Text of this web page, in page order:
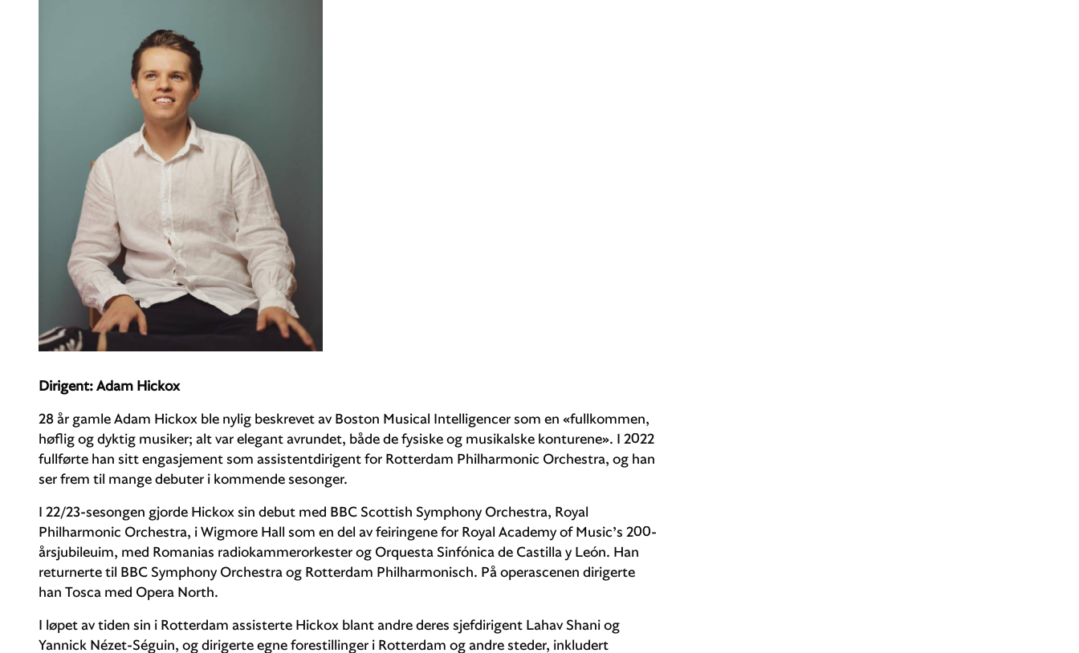
Dirigent: Adam Hickox
28 år gamle Adam Hickox ble nylig beskrevet av Boston Musical Intelligencer som en «fullkommen,
høflig og dyktig musiker; alt var elegant avrundet, både de fysiske og musikalske konturene». I 2022
fullførte han sitt engasjement som assistentdirigent for Rotterdam Philharmonic Orchestra, og han
ser frem til mange debuter i kommende sesonger.
I 22/23-sesongen gjorde Hickox sin debut med BBC Scottish Symphony Orchestra, Royal
Philharmonic Orchestra, i Wigmore Hall som en del av feiringene for Royal Academy of Music’s 200-
årsjubileuim, med Romanias radiokammerorkester og Orquesta Sinfónica de Castilla y León. Han
returnerte til BBC Symphony Orchestra og Rotterdam Philharmonisch. På operascenen dirigerte
han Tosca med Opera North.
I løpet av tiden sin i Rotterdam assisterte Hickox blant andre deres sjefdirigent Lahav Shani og
Yannick Nézet-Séguin, og dirigerte egne forestillinger i Rotterdam og andre steder, inkludert